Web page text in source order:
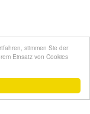
stimmen Sie der
Einsatz von Cookies